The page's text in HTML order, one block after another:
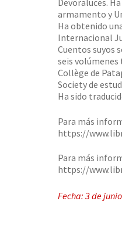
Devoraluces.
armamento y
Ha obtenido
Internacional
Cuentos suyos
seis
Collège de
Society de
Ha sido
Para más
https://
Para más
https://
Fecha: 3 de